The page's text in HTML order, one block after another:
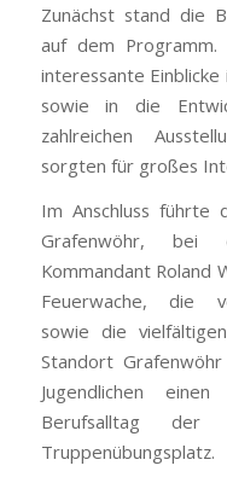
Zunächst stand die
auf dem Programm.
interessante
sowie in die
zahlreichen
sorgten für großes
Im Anschluss führte
Grafenwöhr, bei
Kommandant Roland
Feuerwache, die
sowie die
Standort
Jugendlichen
Berufsalltag der
Truppenübungsplatz.